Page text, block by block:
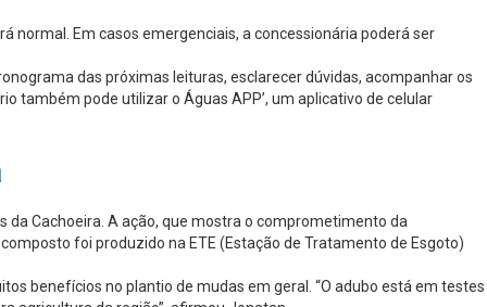
normal. Em casos emergenciais, a concessionária poderá ser
das próximas leituras, esclarecer dúvidas, acompanhar os
também pode utilizar o Águas APP’, um aplicativo de celular
da Cachoeira. A ação, que mostra o comprometimento da
foi produzido na ETE (Estação de Tratamento de Esgoto)
benefícios no plantio de mudas em geral. “O adubo está em testes